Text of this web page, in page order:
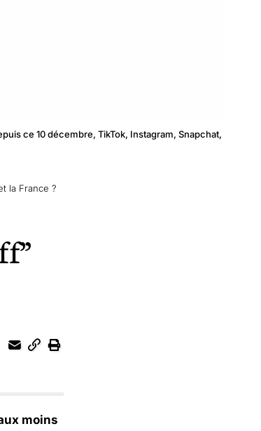
ce 10 décembre, TikTok, Instagram, Snapchat,
la France ?
moins